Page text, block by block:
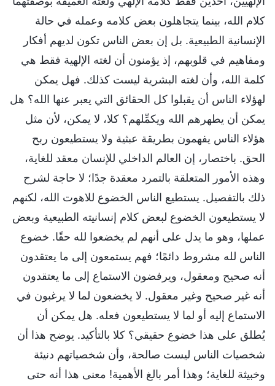
كلام الله، بينما يتجاهلون بعض كلامه وعمله في حالة
الإنسانية الطبيعية. بل إن بعض الناس تكون لديهم أفكار
ومفاهيم في قلوبهم، إذ يؤمنون أن لغته الإلهية فقط هي
كلمة الله، وأن لغته البشرية ليست كذلك. فهل يمكن
لهؤلاء الناس أن يقبلوا كل الحقائق التي يعبر عنها الله؟ هل
يمكن أن يطهرهم الله ويكمِّلهم؟ كلا، لا يمكن، لأن مثل
هؤلاء الناس يفهمون بطريقة عبثية ولا يستطيعون ربح
الحق. باختصار، إن العالم الداخلي للإنسان معقد للغاية،
وهذه الأمور المتعلقة بالتمرد معقدة جدًا؛ لا حاجة لشرح
ذلك بالتفصيل. يستطيع الناس الخضوع للاهوت الله، لكنهم
لا يستطيعون الخضوع لبعض كلام إنسانيته الطبيعية وبعض
عملها، وهو ما يدل على أنهم لم يخضعوا لله حقًا. خضوع
الناس لله مشروط دائمًا؛ فهم يستمعون إلى ما يعتقدون
أنه صحيح ومعقول، ويرفضون الاستماع إلى ما يعتقدون
أنه غير صحيح وغير معقول. لا يخضعون لما لا يرغبون في
الاستماع إليه أو لما لا يستطيعون فعله. هل يمكن أن
يُطلق على هذا خضوع حقيقي؟ كلا بالتأكيد. يوضح هذا أن
شخصيات الناس ليست صالحة، وأن شخصياتهم دنيئة
وخبيثة للغاية؛ وهذا أمر بالغ الأهمية! معنى هذا أنه حتى